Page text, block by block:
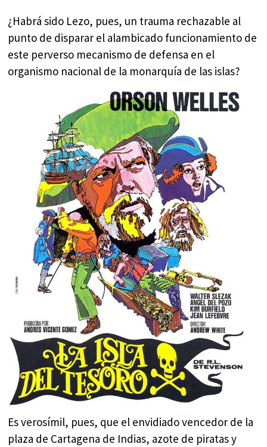
¿Habrá sido Lezo, pues, un trauma rechazable al
punto de disparar el alambicado funcionamiento de
este perverso mecanismo de defensa en el
organismo nacional de la monarquía de las islas?
Es verosímil, pues, que el envidiado vencedor de la
plaza de Cartagena de Indias, azote de piratas y